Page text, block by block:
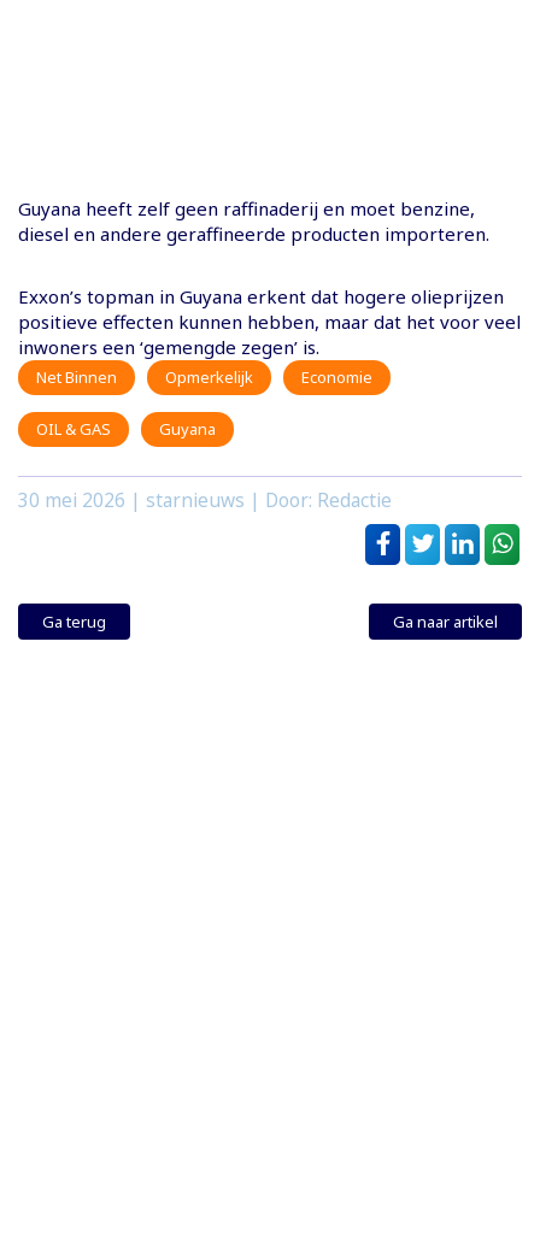
Guyana heeft zelf geen raffinaderij en moet benzine,
diesel en andere geraffineerde producten importeren.
Exxon’s topman in Guyana erkent dat hogere olieprijzen
positieve effecten kunnen hebben, maar dat het voor veel
inwoners een ‘gemengde zegen’ is.
Net Binnen Opmerkelijk Economie
OIL & GAS Guyana
30 mei 2026 | starnieuws | Door: Redactie
Ga terug Ga naar artikel